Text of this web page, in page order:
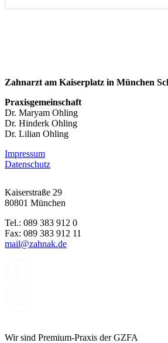
Zahnarzt am Kaiserplatz in München
Praxisgemeinschaft
Dr. Maryam Ohling
Dr. Hinderk Ohling
Dr. Lilian Ohling
Impressum
Datenschutz
Kaiserstraße 29
80801 München
Tel.: 089 383 912 0
Fax: 089 383 912 11
mail@zahnak.de
Wir sind Premium-Praxis der GZFA